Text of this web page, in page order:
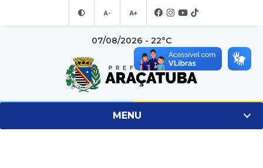
A- A+
07/08/2026 - 22°C
MENU